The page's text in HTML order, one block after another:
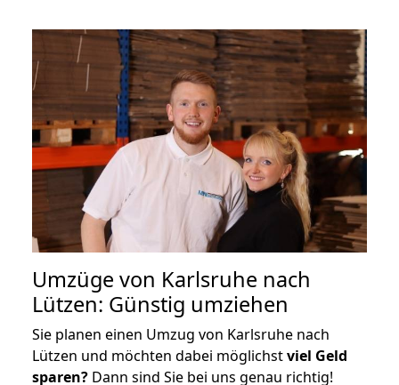
Umzüge von Karlsruhe nach
Lützen: Günstig umziehen
Sie planen einen Umzug von Karlsruhe nach
Lützen und möchten dabei möglichstviel Geld
sparen? Dann sind Sie bei uns genau richtig!